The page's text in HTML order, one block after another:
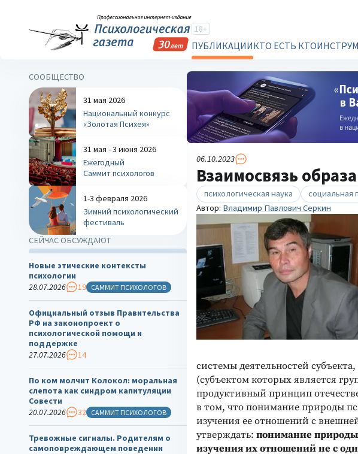
18+
ПУБЛИКАЦИИКТО ЕСТЬ КТО
06.10.2023
Взаимосвязь
психологическая наука социальная
Автор: Владимир Павлович Серкин
системы деятельностей
(субъектом которых является
продуктивный принцип
в том, что понимание природы
изучения ее отношений с
утверждать: понимание природы
изучения их отношений не с
СООБЩЕСТВО
31 мая 2026
Национальный конкурс
«Золотая Психея»
31 мая - 3 июня 2026
Ежегодный
Саммит психологов
1-3 февраля 2026
Зимний психологический
фестиваль
СЕЙЧАС ОБСУЖДАЮТ
Новые этические контексты
психологии
28.07.2026
19 САММИТ ПСИХОЛОГОВ
Официальный отзыв Правительства
РФ на законопроект о
психологической помощи и
поддержке
27.07.2026
14
По ком молчит Колокол: моральная
слепота как синдром капитуляции
Совести
20.07.2026
32 САММИТ ПСИХОЛОГОВ
Тревожные сигналы. Родителям о
самоповреждающем поведении